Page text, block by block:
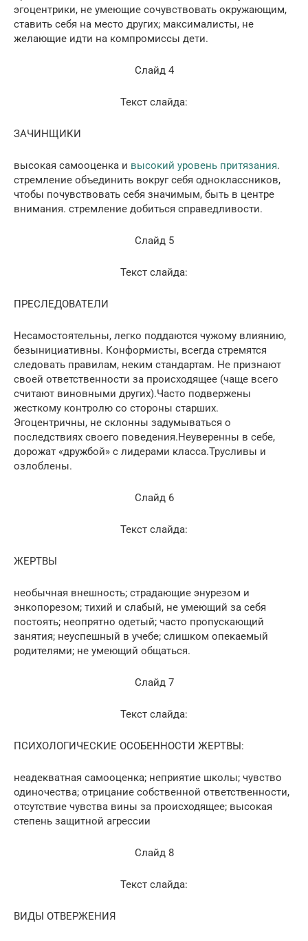
эгоцентрики, не умеющие сочувствовать окружающим,
ставить себя на место других; максималисты, не
желающие идти на компромиссы дети.
Слайд 4
Текст слайда:
ЗАЧИНЩИКИ
высокая самооценка и высокий уровень притязания.
стремление объединить вокруг себя одноклассников,
чтобы почувствовать себя значимым, быть в центре
внимания. стремление добиться справедливости.
Слайд 5
Текст слайда:
ПРЕСЛЕДОВАТЕЛИ
Несамостоятельны, легко поддаются чужому влиянию,
безынициативны. Конформисты, всегда стремятся
следовать правилам, неким стандартам. Не признают
своей ответственности за происходящее (чаще всего
считают виновными других).Часто подвержены
жесткому контролю со стороны старших.
Эгоцентричны, не склонны задумываться о
последствиях своего поведения.Неуверенны в себе,
дорожат «дружбой» с лидерами класса.Трусливы и
озлоблены.
Слайд 6
Текст слайда:
ЖЕРТВЫ
необычная внешность; страдающие энурезом и
энкопорезом; тихий и слабый, не умеющий за себя
постоять; неопрятно одетый; часто пропускающий
занятия; неуспешный в учебе; слишком опекаемый
родителями; не умеющий общаться.
Слайд 7
Текст слайда:
ПСИХОЛОГИЧЕСКИЕ ОСОБЕННОСТИ ЖЕРТВЫ:
неадекватная самооценка; неприятие школы; чувство
одиночества; отрицание собственной ответственности,
отсутствие чувства вины за происходящее; высокая
степень защитной агрессии
Слайд 8
Текст слайда:
ВИДЫ ОТВЕРЖЕНИЯ